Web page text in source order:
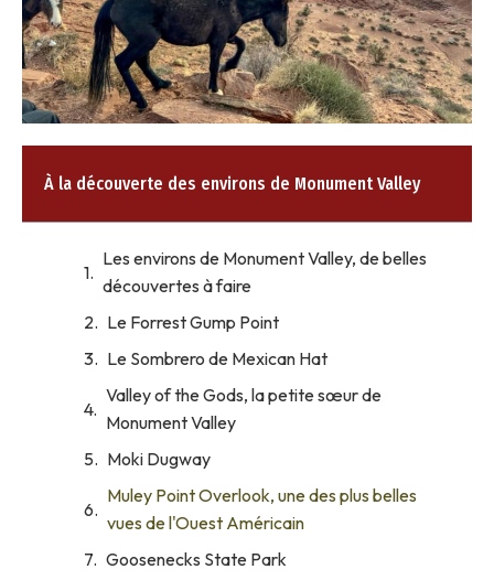
À la découverte des environs de Monument Valley
Les environs de Monument Valley, de belles
découvertes à faire
Le Forrest Gump Point
Le Sombrero de Mexican Hat
Valley of the Gods, la petite sœur de
Monument Valley
Moki Dugway
Muley Point Overlook, une des plus belles
vues de l'Ouest Américain
Goosenecks State Park